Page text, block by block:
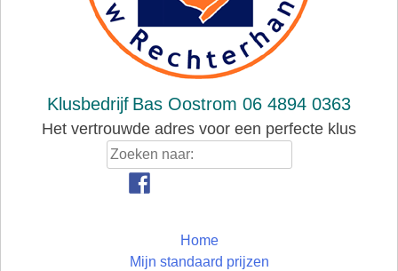
Klusbedrijf Bas Oostrom 06 4894 0363
Het vertrouwde adres voor een perfecte klus
Home
Mijn standaard prijzen